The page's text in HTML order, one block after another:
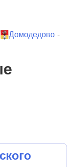
Домодедово -